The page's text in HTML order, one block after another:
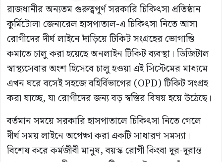
রাজধানীর অন্যতম গুরুত্বপূর্ণ সরকারি চিকিৎসা প্রতিষ্ঠান
কুর্মিটোলা জেনারেল হাসপাতাল-এ চিকিৎসা নিতে আসা
রোগীদের দীর্ঘ লাইনে দাঁড়িয়ে টিকিট সংগ্রহের ভোগান্তি
কমাতে চালু করা হয়েছে অনলাইন টিকিট ব্যবস্থা। ডিজিটাল
স্বাস্থ্যসেবার অংশ হিসেবে চালু হওয়া এই সিস্টেমের মাধ্যমে
এখন ঘরে বসেই সহজে বহির্বিভাগের (OPD) টিকিট সংগ্রহ
করা যাচ্ছে, যা রোগীদের জন্য বড় স্বস্তির বিষয় হয়ে উঠেছে।
বর্তমান সময়ে সরকারি হাসপাতালে চিকিৎসা নিতে গেলে
দীর্ঘ সময় লাইনে অপেক্ষা করা একটি সাধারণ সমস্যা।
বিশেষ করে কর্মজীবী মানুষ, বয়স্ক রোগী কিংবা দূর-দূরান্ত